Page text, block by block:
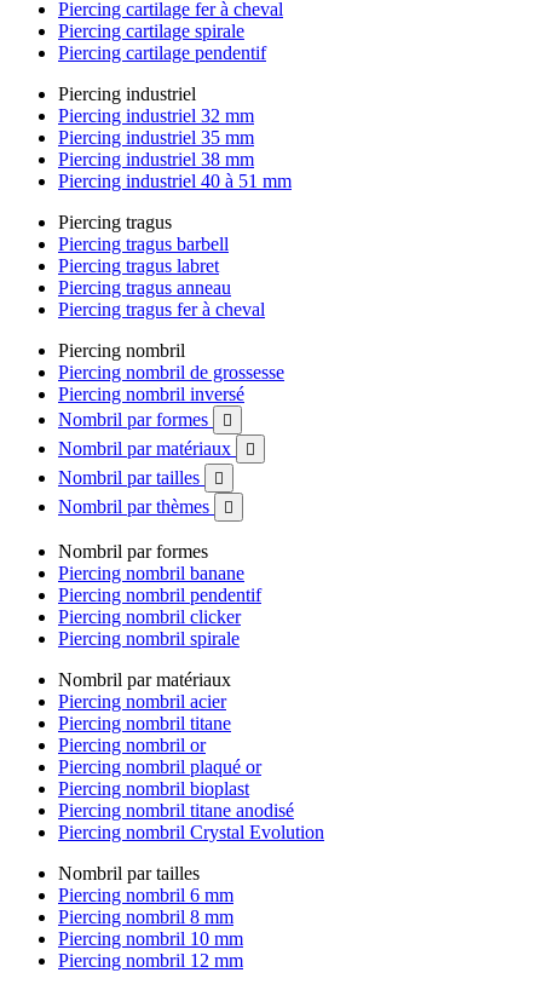
Piercing cartilage fer à cheval
Piercing cartilage spirale
Piercing cartilage pendentif
Piercing industriel
Piercing industriel 32 mm
Piercing industriel 35 mm
Piercing industriel 38 mm
Piercing industriel 40 à 51 mm
Piercing tragus
Piercing tragus barbell
Piercing tragus labret
Piercing tragus anneau
Piercing tragus fer à cheval
Piercing nombril
Piercing nombril de grossesse
Piercing nombril inversé
Nombril par formes

Nombril par matériaux 
Nombril par tailles 
Nombril par thèmes 
Nombril par formes
Piercing nombril banane
Piercing nombril pendentif
Piercing nombril clicker
Piercing nombril spirale
Nombril par matériaux
Piercing nombril acier
Piercing nombril titane
Piercing nombril or
Piercing nombril plaqué or
Piercing nombril bioplast
Piercing nombril titane anodisé
Piercing nombril Crystal Evolution
Nombril par tailles
Piercing nombril 6 mm
Piercing nombril 8 mm
Piercing nombril 10 mm
Piercing nombril 12 mm